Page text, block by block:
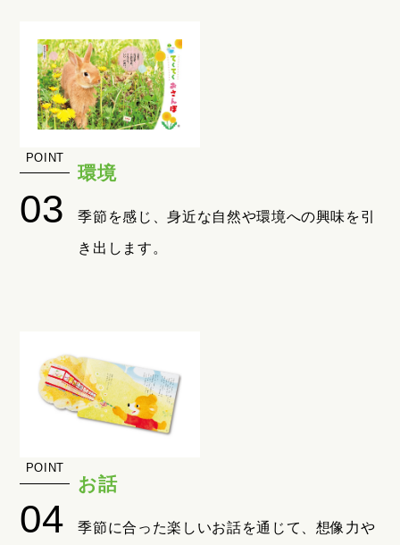
環境
季節を感じ、身近な自然や環境への興味を引
き出します。
お話
季節に合った楽しいお話を通じて、想像力や